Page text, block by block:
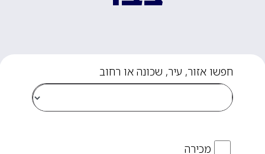
חפשו אזור, עיר, שכונה או רחוב
מכירה